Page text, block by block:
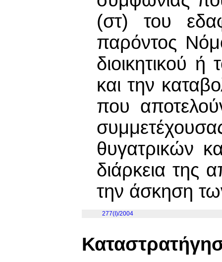
(στ) του
παρόντος
διοικητικού
και την
που
θυγατρικών
διάρκεια της
την άσκηση
277(I)/2004